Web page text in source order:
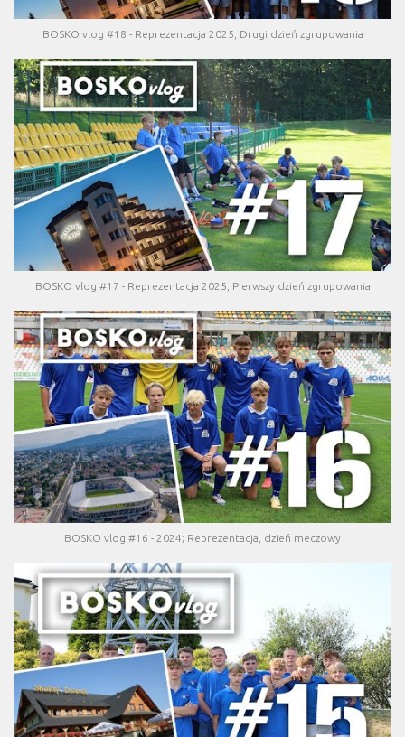
BOSKO vlog #18 - Reprezentacja 2025, Drugi dzień zgrupowania
BOSKO vlog #17 - Reprezentacja 2025, Pierwszy dzień zgrupowania
BOSKO vlog #16 - 2024; Reprezentacja, dzień meczowy